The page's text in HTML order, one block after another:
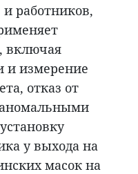
работников,
включая
и измерение
отказ от
у выхода на
масок на